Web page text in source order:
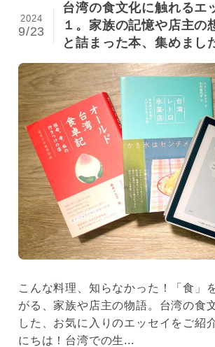
台湾の食文化に触れるエ
１。家族の記憶や店主の
と詰まった本、集めまし
2024
9/23
こんな料理、知らなかった！「食」
がる、家族や店主の物語。台湾の食
した、お気に入りのエッセイをご紹
にちは！台湾での生...